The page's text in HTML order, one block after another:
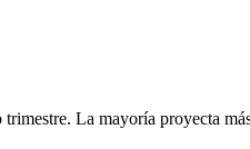
La mayoría proyecta